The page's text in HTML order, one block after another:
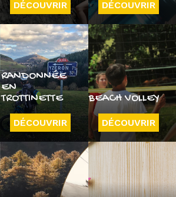
DÉCOUVRIR DÉCOUVRIR
RANDONNÉE
EN
TROTTINETTE
DÉCOUVRIR
BEACH VOLLEY
DÉCOUVRIR